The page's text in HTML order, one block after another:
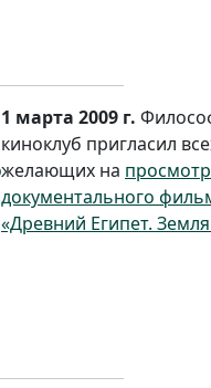
1 марта 2009 г.
киноклуб пригласил
желающих на просмотр
документального
«Древний Египет.